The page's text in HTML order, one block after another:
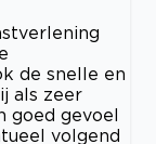
de snelle en
als zeer
goed gevoel
volgend